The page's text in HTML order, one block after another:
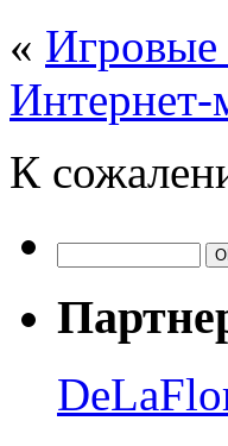
« Игровые
Интернет-
К